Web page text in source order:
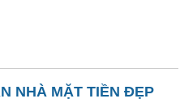
NHÀ MẶT TIỀN ĐẸP